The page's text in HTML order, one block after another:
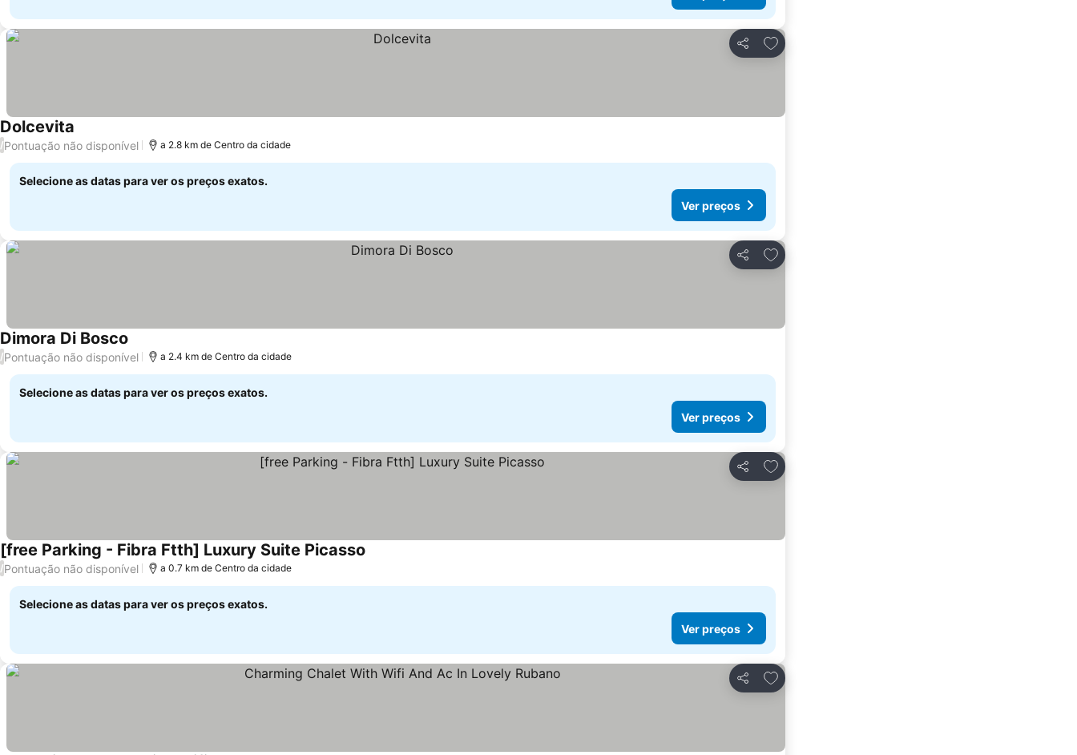
Partilhar
Adicionar aos favoritos
Dolcevita
/Pontuação não disponível a 2.8 km de Centro da cidade
Selecione as datas para ver os preços exatos.
Ver preços
Partilhar
Adicionar aos favoritos
Dimora Di Bosco Ver preços
/Pontuação não disponível a 2.4 km de Centro da cidade
Selecione as datas para ver os preços exatos.
Ver preços
Partilhar
Adicionar aos favoritos
[free Parking - Fibra Ftth] Luxury Suite Picasso
/Pontuação não disponível a 0.7 km de Centro da cidade
Selecione as datas para ver os preços exatos.
Ver preços
Partilhar
Adicionar aos favoritos